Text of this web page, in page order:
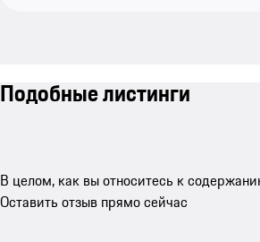
Подобные листинги
В целом, как вы относитесь к
Оставить отзыв прямо сейчас